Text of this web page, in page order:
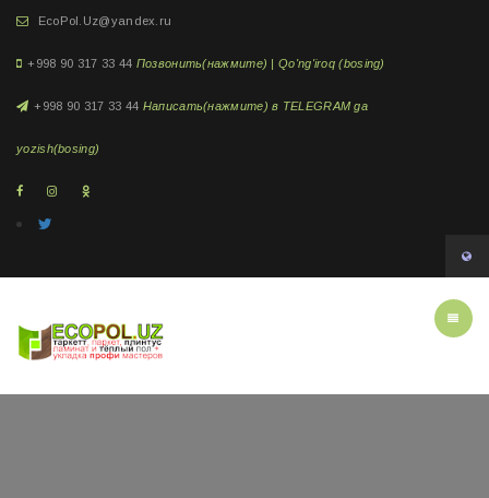
EcoPol.Uz@yandex.ru
+998 90 317 33 44 Позвонить(нажмите) | Qo'ng'iroq (bosing)
+998 90 317 33 44 Написать(нажмите) в TELEGRAM ga
yozish(bosing)